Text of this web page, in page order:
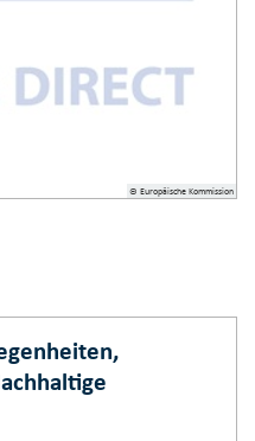
© Europäische Kommission